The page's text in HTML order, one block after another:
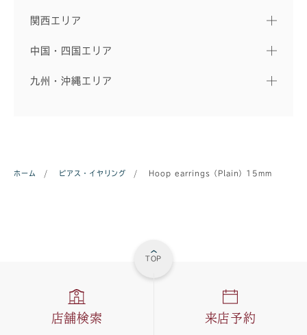
関西エリア
中国・四国エリア
九州・沖縄エリア
ホーム / ピアス・イヤリング / Hoop earrings（Plain）15mm
TOP
店舗検索 来店予約